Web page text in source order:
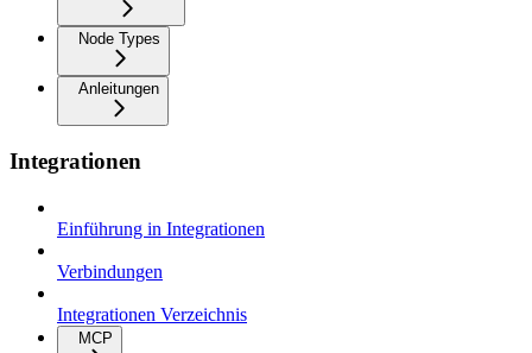
Node Types
Anleitungen
Integrationen
Einführung in Integrationen
Verbindungen
Integrationen Verzeichnis
MCP